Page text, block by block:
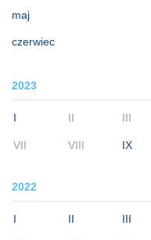
maj
czerwiec
2023
I II III
VII VIII IX
2022
I II III